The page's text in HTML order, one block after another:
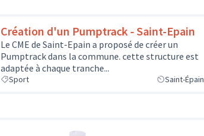
Création d'un Pumptrack - Saint-Epain
Le CME de Saint-Epain a proposé de créer un
Pumptrack dans la commune. cette structure est
adaptée à chaque tranche...
Sport Saint-Épain